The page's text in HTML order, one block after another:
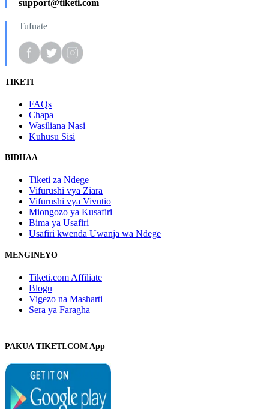
support@tiketi.com
Tufuate
TIKETI
FAQs
Chapa
Wasiliana Nasi
Kuhusu Sisi
BIDHAA
Tiketi za Ndege
Vifurushi vya Ziara
Vifurushi vya Vivutio
Miongozo ya Kusafiri
Bima ya Usafiri
Usafiri kwenda Uwanja wa Ndege
MENGINEYO
Tiketi.com Affiliate
Blogu
Vigezo na Masharti
Sera ya Faragha
PAKUA TIKETI.COM App